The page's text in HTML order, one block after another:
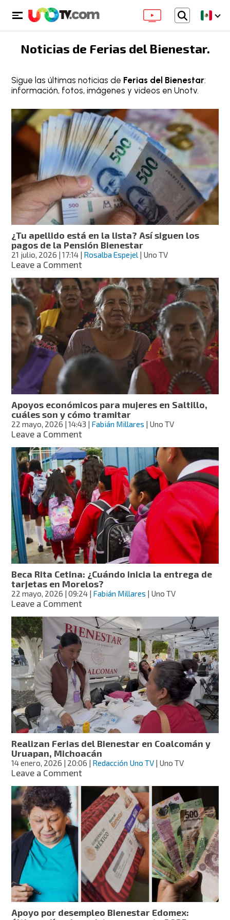
Noticias de Ferias del Bienestar.
Sigue las últimas noticias de Ferias del Bienestar:
información, fotos, imágenes y videos en Unotv.
¿Tu apellido está en la lista? Así siguen los
pagos de la Pensión Bienestar
21 julio, 2026 | 17:14 | Rosalba Espejel | Uno TV
Leave a Commenton
apellido
está
en
la
lista?
siguen
los
pagos
Pensión
Bienestar
Apoyos económicos para mujeres en Saltillo,
cuáles son y cómo tramitar
22 mayo, 2026 | 14:43 | Fabián Millares | Uno TV
Leave a Commenton
económicos
para
mujeres
en
Saltillo,
cuáles
son
y
cómo
tramitar
Beca Rita Cetina: ¿Cuándo inicia la entrega de
tarjetas en Morelos?
22 mayo, 2026 | 09:24 | Fabián Millares | Uno TV
Leave a Commenton
Rita
Cetina:
¿Cuándo
inicia
la
entrega
de
tarjetas
en
Morelos?
Realizan Ferias del Bienestar en Coalcomán y
Uruapan, Michoacán
14 enero, 2026 | 20:06 | Redacción Uno TV | Uno TV
Leave a Commenton
Ferias
del
Bienestar
en
Coalcomán
y
Uruapan,
Michoacán
Apoyo por desempleo Bienestar Edomex: